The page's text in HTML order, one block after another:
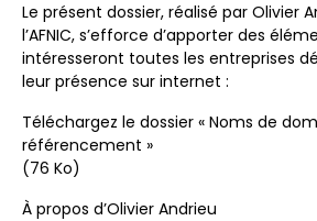
Le présent dossier, réalisé par Olivier
l’AFNIC, s’efforce d’apporter des
intéresseront toutes les entreprises
leur présence sur internet :
Téléchargez le dossier « Noms de
référencement »
(76 Ko)
À propos d’Olivier Andrieu